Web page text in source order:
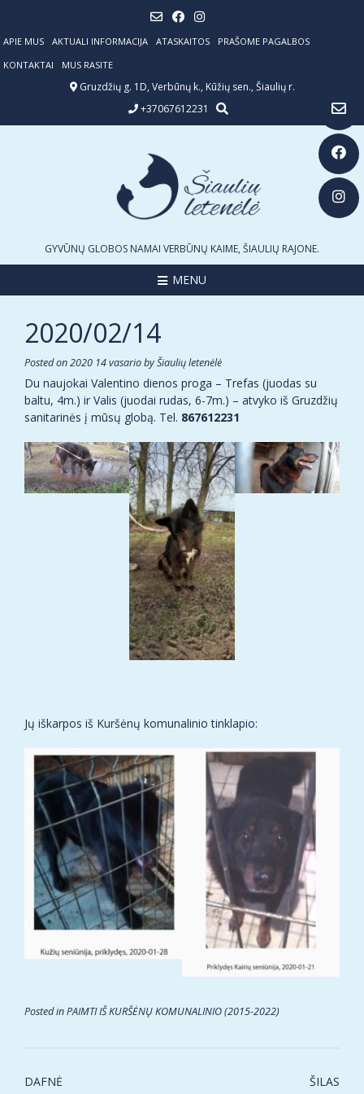
content
APIE MUS AKTUALI INFORMACIJA ATASKAITOS
PRAŠOME PAGALBOS
KONTAKTAI
MUS RASITE
Gruzdžių g. 1D, Verbūnų k., Kūžių sen., Šiaulių r.
+37067612231
GYVŪNŲ GLOBOS NAMAI VERBŪNŲ KAIME, ŠIAULIŲ RAJONE.
MENU
2020/02/14
Posted on2020 14 vasariobyŠiaulių letenėlė
Du naujokai Valentino dienos proga – Trefas (juodas su
baltu, 4m.) ir Valis (juodai rudas, 6-7m.) – atvyko iš Gruzdžių
sanitarinės į mūsų globą. Tel. 867612231
Jų iškarpos iš Kuršėnų komunalinio tinklapio:
Posted inPAIMTI IŠ KURŠĖNŲ KOMUNALINIO (2015-2022)
Post
DAFNĖ ŠILAS